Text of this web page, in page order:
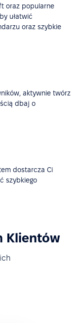
oraz popularne
ułatwić
oraz szybkie
aktywnie twórz
dbaj o
dostarcza Ci
szybkiego
Klientów